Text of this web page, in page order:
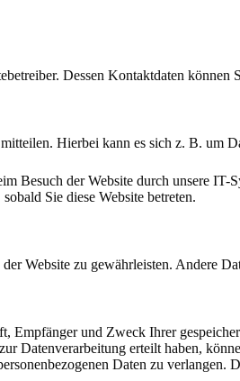
Dessen Kontaktdaten
Hierbei kann es sich z. B. um
Besuch der Website durch unsere
Sie diese Website betreten.
Website zu gewährleisten. Andere
Empfänger und Zweck Ihrer
Datenverarbeitung erteilt haben,
Daten zu